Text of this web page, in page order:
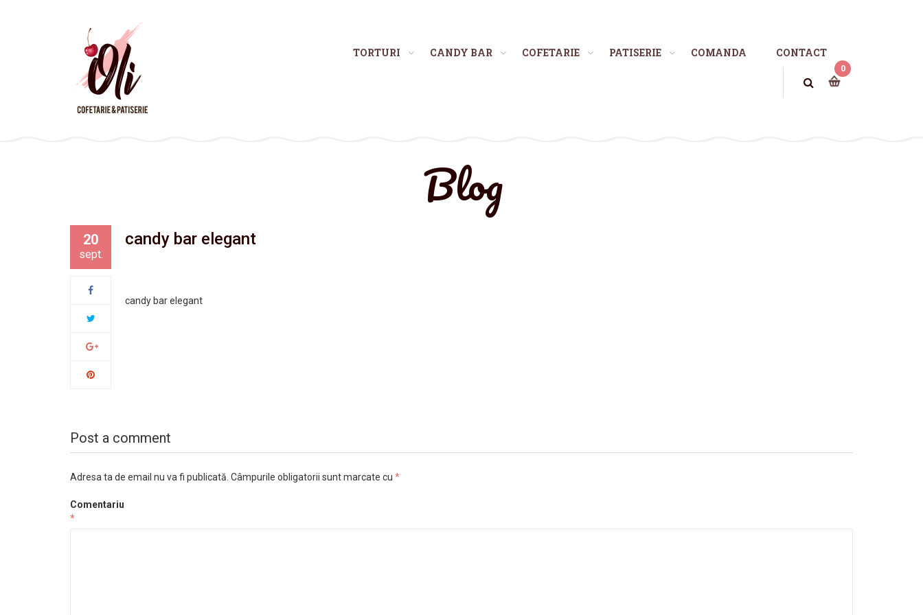
TORTURI CANDY BAR COFETARIE PATISERIE COMANDA CONTACT
0
Blog
20
sept.
candy bar elegant
candy bar elegant
Post a comment
Adresa ta de email nu va fi publicată. Câmpurile obligatorii sunt marcate cu *
Comentariu
*